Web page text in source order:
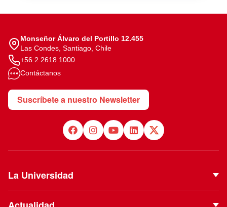
Monseñor Álvaro del Portillo 12.455
Las Condes, Santiago, Chile
+56 2 2618 1000
Contáctanos
Suscríbete a nuestro Newsletter
La Universidad